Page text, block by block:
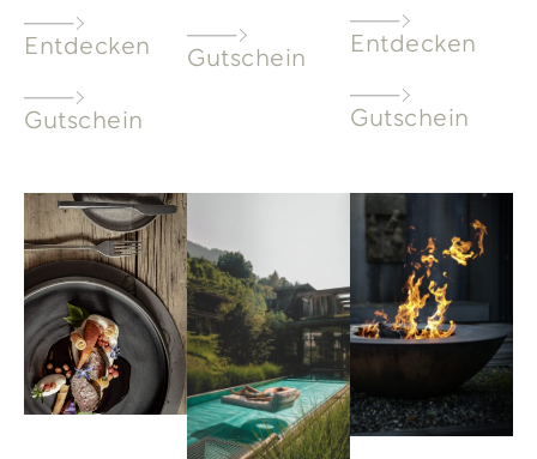
Entdecken
Gutschein
Gutschein Entdecken
Gutschein